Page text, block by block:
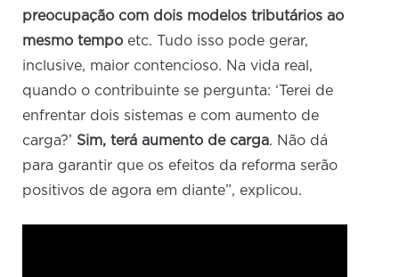
preocupação com dois modelos tributários ao
mesmo tempo etc. Tudo isso pode gerar,
inclusive, maior contencioso. Na vida real,
quando o contribuinte se pergunta: ‘Terei de
enfrentar dois sistemas e com aumento de
carga?’ Sim, terá aumento de carga. Não dá
para garantir que os efeitos da reforma serão
positivos de agora em diante”, explicou.